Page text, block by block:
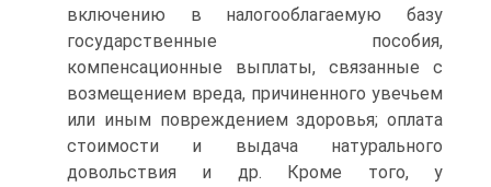
включению в налогооблагаемую базу
государственные пособия,
компенсационные выплаты, связанные с
возмещением вреда, причиненного увечьем
или иным повреждением здоровья; оплата
стоимости и выдача натурального
довольствия и др. Кроме того, у